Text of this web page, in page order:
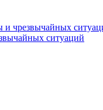
чрезвычайных
ситуаций